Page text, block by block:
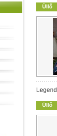
Üllő
Üllő